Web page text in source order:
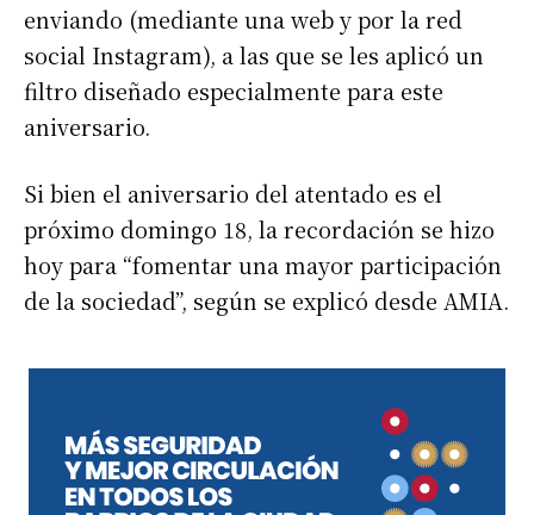
enviando (mediante una web y por la red
social Instagram), a las que se les aplicó un
filtro diseñado especialmente para este
aniversario.
Si bien el aniversario del atentado es el
próximo domingo 18, la recordación se hizo
hoy para “fomentar una mayor participación
de la sociedad”, según se explicó desde AMIA.